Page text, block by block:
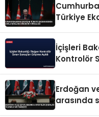
Türkiye
İçişleri
Kontrolör
Erdoğan
arasında